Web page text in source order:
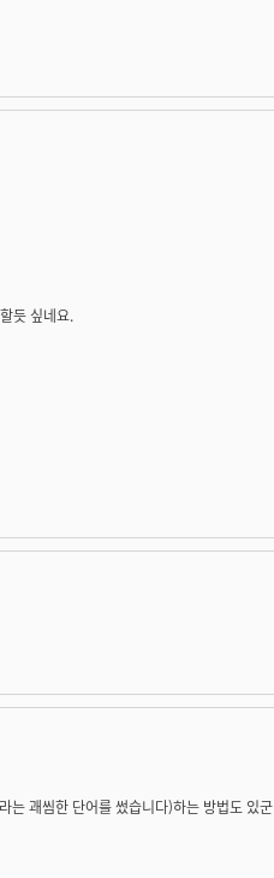
듯 싶네요.
는 괘씸한 단어를 썼습니다)하는 방법도 있군